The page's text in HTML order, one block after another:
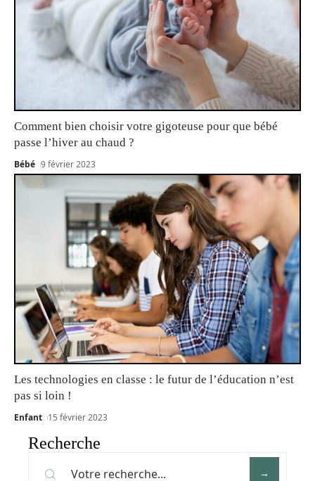
Comment bien choisir votre gigoteuse pour que bébé
passe l’hiver au chaud ?
Bébé 9 février 2023
Les technologies en classe : le futur de l’éducation n’est
pas si loin !
Enfant 15 février 2023
Recherche